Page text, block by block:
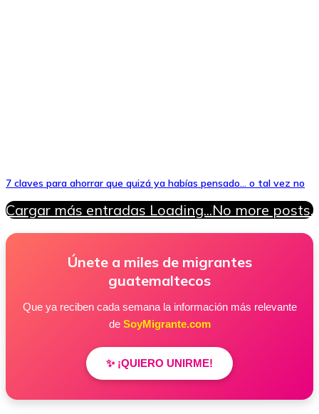
7 claves para ahorrar que quizá ya habías pensado… o tal vez no
Cargar más entradas Loading...No more posts.
Únete a miles de migrantes
guatemaltecos
Que ya reciben cada semana la información más relevante
de SoyMigrante.com
✨ ¡QUIERO UNIRME!